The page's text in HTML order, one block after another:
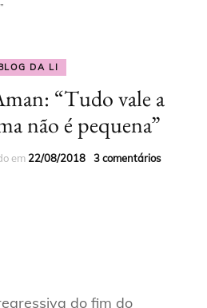
DA LI
“Tudo vale a
não é pequena”
em 22/08/2018 3 comentários
do fim do